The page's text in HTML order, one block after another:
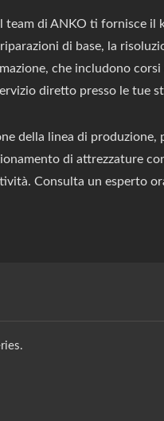
di ANKO ti fornisce
di base, la
che includono
diretto presso le tue
della linea di
di attrezzature
Consulta un esperto